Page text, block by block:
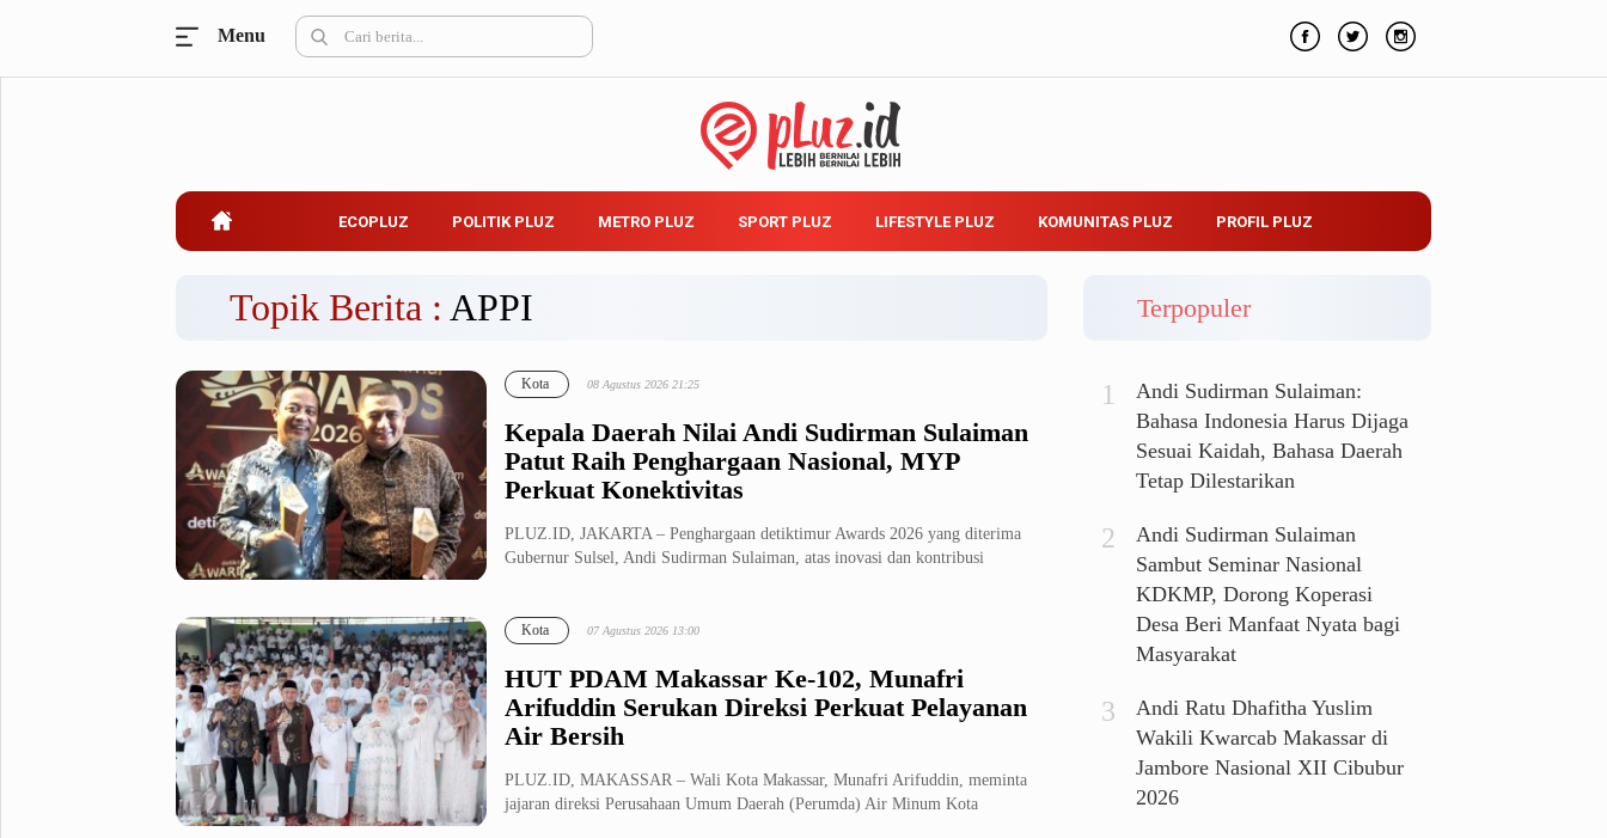
Belanja
Kuliner
Pemilu
Partai Politik
Pilpres
Hukum & Kriminal
Internasional
Citizen
Pemerintahan
Menu
ECOPLUZ POLITIK PLUZ METRO PLUZ SPORT PLUZ LIFESTYLE PLUZ KOMUNITAS PLUZ PROFIL PLUZ
Topik Berita : APPI
Kepala Daerah Nilai Andi Sudirman Sulaiman
Patut Raih Penghargaan Nasional, MYP
Perkuat Konektivitas
Kota 08 Agustus 2026 21:25
PLUZ.ID, JAKARTA – Penghargaan detiktimur Awards 2026 yang diterima
Gubernur Sulsel, Andi Sudirman Sulaiman, atas inovasi dan kontribusi
HUT PDAM Makassar Ke-102, Munafri
Arifuddin Serukan Direksi Perkuat Pelayanan
Air Bersih
Kota 07 Agustus 2026 13:00
PLUZ.ID, MAKASSAR – Wali Kota Makassar, Munafri Arifuddin, meminta
jajaran direksi Perusahaan Umum Daerah (Perumda) Air Minum Kota
Terpopuler
Andi Sudirman Sulaiman:
Bahasa Indonesia Harus Dijaga
Sesuai Kaidah, Bahasa Daerah
Tetap Dilestarikan
Andi Sudirman Sulaiman
Sambut Seminar Nasional
KDKMP, Dorong Koperasi
Desa Beri Manfaat Nyata bagi
Masyarakat
Andi Ratu Dhafitha Yuslim
Wakili Kwarcab Makassar di
Jambore Nasional XII Cibubur
2026